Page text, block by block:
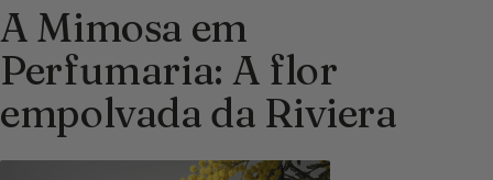
A Mimosa em
Perfumaria: A flor
empolvada da Riviera